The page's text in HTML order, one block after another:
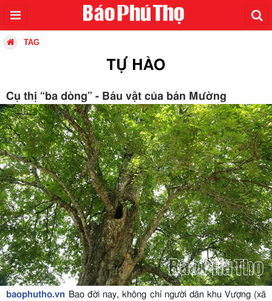
TAG
TỰ HÀO
Cụ thị “ba dòng” - Báu vật của bản Mường
baophutho.vn Bao đời nay, không chỉ người dân khu Vượng (xã